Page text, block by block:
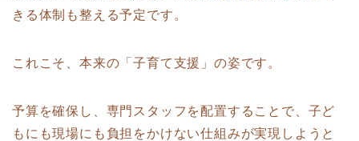
きる体制も整える予定です。
これこそ、本来の「子育て支援」の姿です。
予算を確保し、専門スタッフを配置することで、子ど
もにも現場にも負担をかけない仕組みが実現しようと